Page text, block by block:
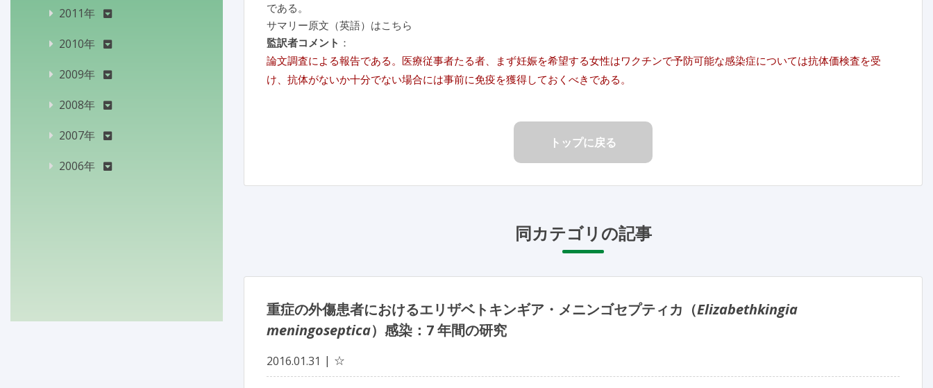
である。
サマリー原文（英語）はこちら
監訳者コメント ：
論文調査による報告である。医療従事者たる者、まず妊娠を希望する女性はワクチンで予防可能な感染症については抗体価検査を受
け、抗体がないか十分でない場合には事前に免疫を獲得しておくべきである。
トップに戻る
同カテゴリの記事
重症の外傷患者におけるエリザベトキンギア・メニンゴセプティカ（Elizabethkingia
meningoseptica）感染：7 年間の研究
2016.01.31 ☆
2011年
2010年
2009年
2008年
2007年
2006年